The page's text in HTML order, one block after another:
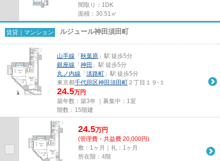
間取り：1DK
面積：30.51㎡
賃貸｜マンション ルジュール神田須田町
山手線 「 秋葉原 」駅 徒歩5分
銀座線 「 神田 」駅 徒歩5分
丸ノ内線 「 淡路町 」駅 徒歩5分
東京都千代田区神田須田町 ２丁目１９-１
24.5万円
築年数：築3年 ｜募集中： 1室
階数：15階建
24.5万円
(管理費・共益費 20,000円)
敷：1ヶ月｜礼：1ヶ月
所在階：4階